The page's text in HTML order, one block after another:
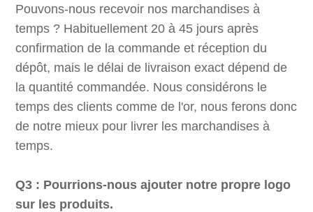
Pouvons-nous recevoir nos marchandises à
temps ? Habituellement 20 à 45 jours après
confirmation de la commande et réception du
dépôt, mais le délai de livraison exact dépend de
la quantité commandée. Nous considérons le
temps des clients comme de l'or, nous ferons donc
de notre mieux pour livrer les marchandises à
temps.
Q3 : Pourrions-nous ajouter notre propre logo
sur les produits.